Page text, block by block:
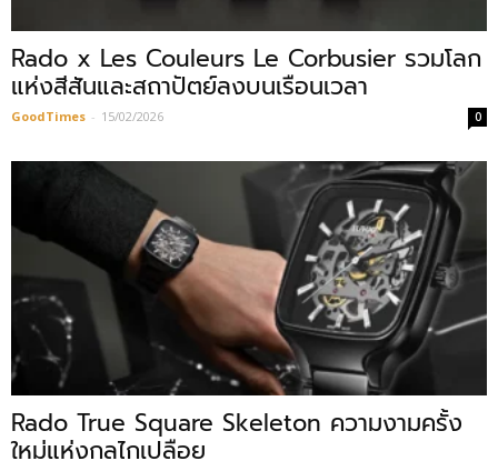
Rado x Les Couleurs Le Corbusier รวมโลก
แห่งสีสันและสถาปัตย์ลงบนเรือนเวลา
GoodTimes - 15/02/2026 0
Rado True Square Skeleton ความงามครั้ง
ใหม่แห่งกลไกเปลือย